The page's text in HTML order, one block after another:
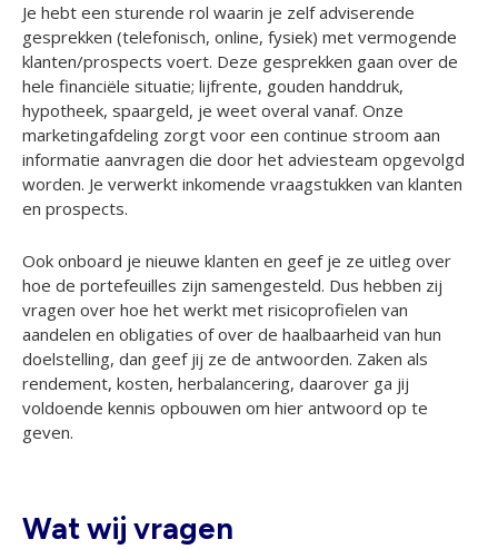
Je hebt een sturende rol waarin je zelf adviserende
gesprekken (telefonisch, online, fysiek) met vermogende
klanten/prospects voert. Deze gesprekken gaan over de
hele financiële situatie; lijfrente, gouden handdruk,
hypotheek, spaargeld, je weet overal vanaf. Onze
marketingafdeling zorgt voor een continue stroom aan
informatie aanvragen die door het adviesteam opgevolgd
worden. Je verwerkt inkomende vraagstukken van klanten
en prospects.
Ook onboard je nieuwe klanten en geef je ze uitleg over
hoe de portefeuilles zijn samengesteld. Dus hebben zij
vragen over hoe het werkt met risicoprofielen van
aandelen en obligaties of over de haalbaarheid van hun
doelstelling, dan geef jij ze de antwoorden. Zaken als
rendement, kosten, herbalancering, daarover ga jij
voldoende kennis opbouwen om hier antwoord op te
geven.
Wat wij vragen